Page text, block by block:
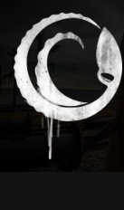
Aller
au
contenu